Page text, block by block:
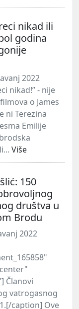
nikad ili
godina
2022
nikad!” - nije
o James
ni Terezina
Emilije
Više
150
društva u
Brodu
2022
Članovi
vatrogasnog
caption] Ove